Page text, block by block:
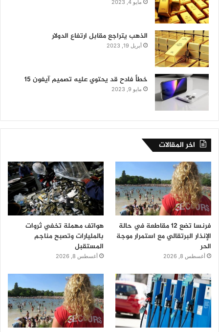
مايو 4, 2023
الذهب يتراجع مقابل ارتفاع الدولار
أبريل 19, 2023
خطأ فادح قد يحتوي عليه تصميم آيفون 15
مايو 9, 2023
اخر المقالات
فرنسا تضع 12 مقاطعة في حالة
الإنذار البرتقالي مع استمرار موجة
الحر
أغسطس 8, 2026
هواتف مهملة تخفي ثروات
بالمليارات وتصبح مناجم
المستقبل
أغسطس 8, 2026